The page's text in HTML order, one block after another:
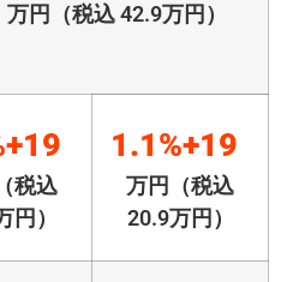
万円（税込 42.9万円）
税込
円）
1.1%+19
万円（税込
20.9万円）